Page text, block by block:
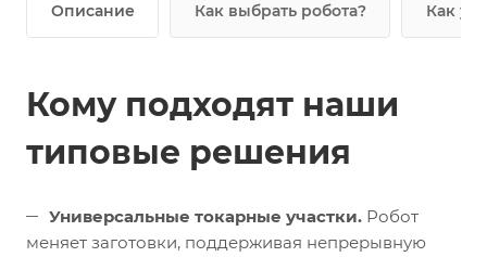
Описание Как выбрать робота? Как
Кому подходят наши
типовые решения
Универсальные токарные участки. Робот
меняет заготовки, поддерживая непрерывную